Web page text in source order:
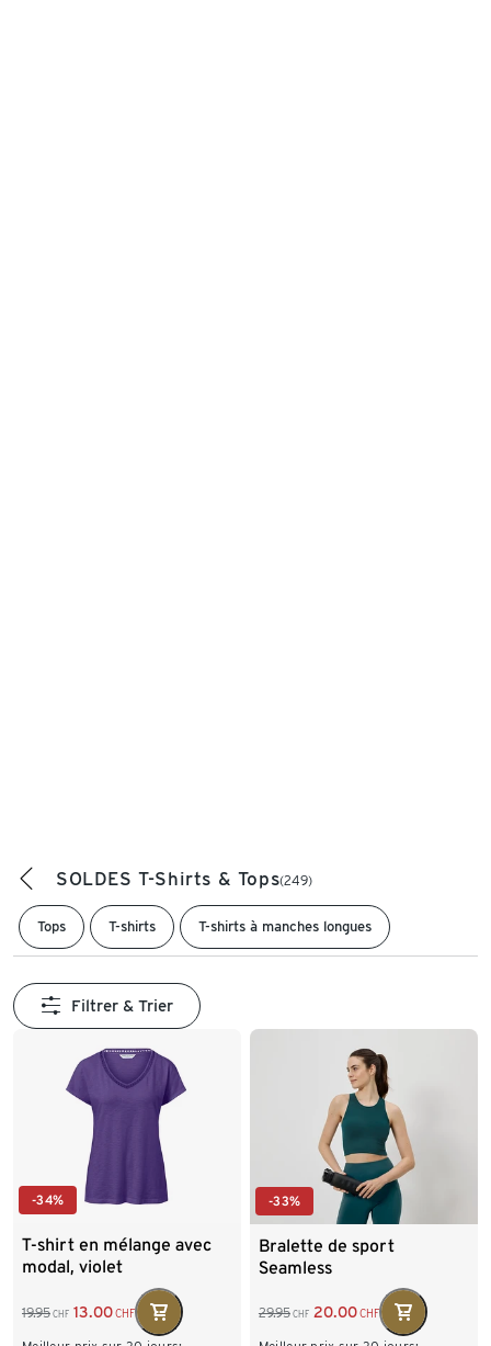
SOLDES T-Shirts & Tops(249)
Tops T-shirts T-shirts à manches longues
Filtrer & Trier
-34%
T-shirt en mélange avec
modal, violet
19.95 CHF 13.00CHF
-33%
Bralette de sport
Seamless
29.95 CHF 20.00CHF